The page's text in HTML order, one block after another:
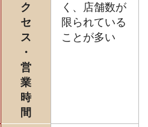
ク
セ
ス
・
営
業
時
間
く、店舗数が
限られている
ことが多い